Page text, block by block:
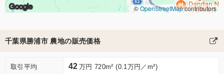
Google ©OpenStreetMapcontributors
千葉県勝浦市 農地の販売価格
取引平均 42 万円 720m² (0.1万円／m²)